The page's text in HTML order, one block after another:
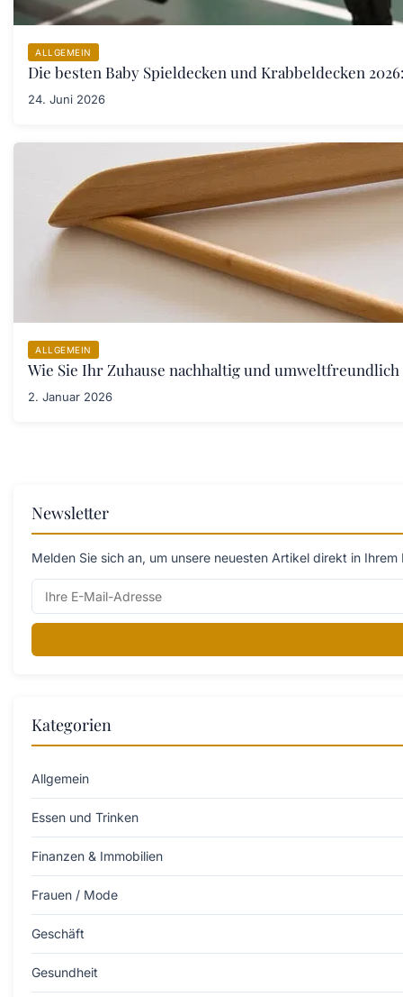
ALLGEMEIN
Die besten Baby Spieldecken und Krabbeldecken
24. Juni 2026
ALLGEMEIN
Wie Sie Ihr Zuhause nachhaltig und umweltfreundlich
2. Januar 2026
Newsletter
Melden Sie sich an, um unsere neuesten Artikel direkt in
Kategorien
Allgemein
Essen und Trinken
Finanzen & Immobilien
Frauen / Mode
Geschäft
Gesundheit